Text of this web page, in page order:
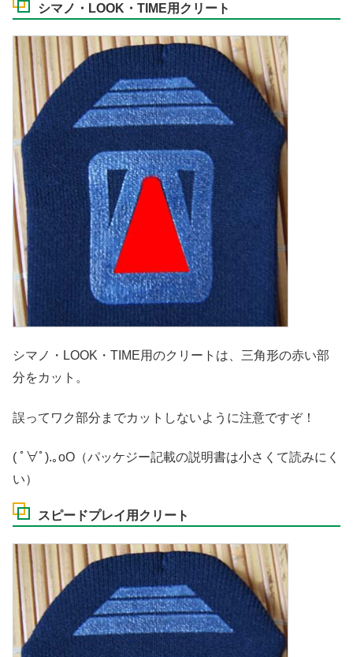
シマノ・LOOK・TIME用クリート
シマノ・LOOK・TIME用のクリートは、三角形の赤い部
分をカット。
誤ってワク部分までカットしないように注意ですぞ！
( ﾟ∀ﾟ).｡oO（パッケジー記載の説明書は小さくて読みにく
い）
スピードプレイ用クリート